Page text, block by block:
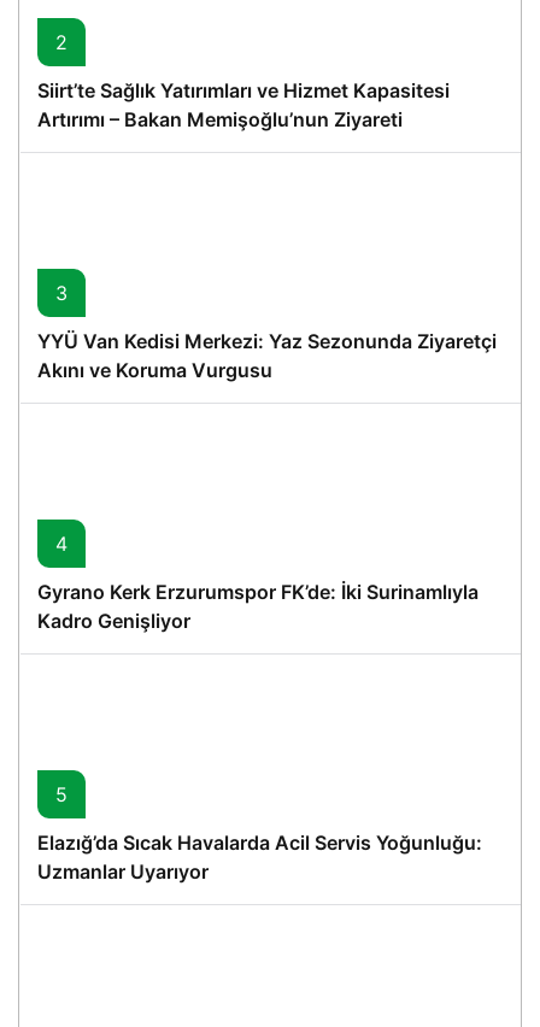
2
Siirt’te Sağlık Yatırımları ve Hizmet Kapasitesi
Artırımı – Bakan Memişoğlu’nun Ziyareti
3
YYÜ Van Kedisi Merkezi: Yaz Sezonunda Ziyaretçi
Akını ve Koruma Vurgusu
4
Gyrano Kerk Erzurumspor FK’de: İki Surinamlıyla
Kadro Genişliyor
5
Elazığ’da Sıcak Havalarda Acil Servis Yoğunluğu:
Uzmanlar Uyarıyor